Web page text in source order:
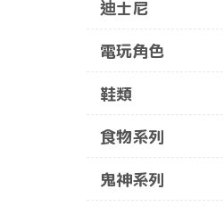
迪士尼
電玩角色
鞋類
食物系列
鬼神系列